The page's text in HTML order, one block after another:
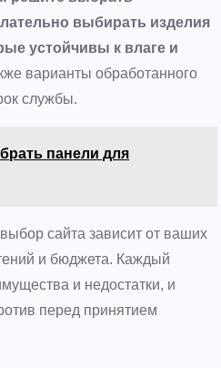
выбирать изделия
устойчивы к влаге и
варианты обработанного
службы.
панели для
сайта зависит от ваших
и бюджета. Каждый
и недостатки, и
перед принятием